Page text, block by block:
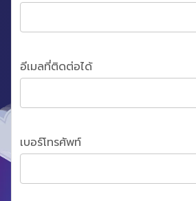
อีเมลที่ติดต่อได้
เบอร์โทรศัพท์